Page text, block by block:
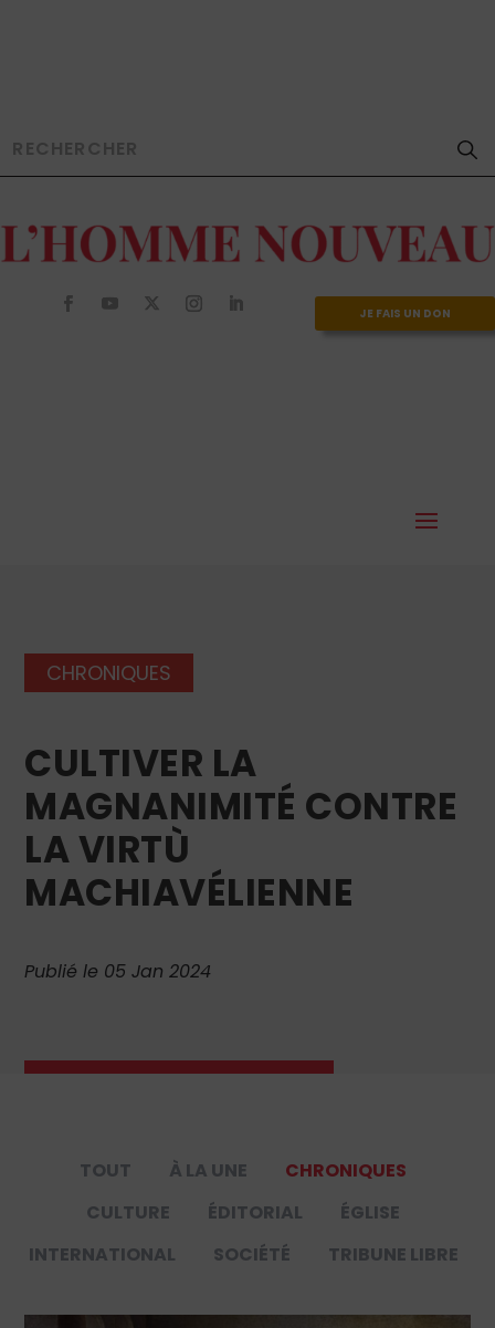
JE FAIS UN DON
CHRONIQUES
CULTIVER LA
MAGNANIMITÉ CONTRE
LA VIRTÙ
MACHIAVÉLIENNE
Publié le 05 Jan 2024
TOUT À LA UNE
CHRONIQUES
CULTURE
ÉDITORIAL
ÉGLISE
INTERNATIONAL
SOCIÉTÉ TRIBUNE LIBRE